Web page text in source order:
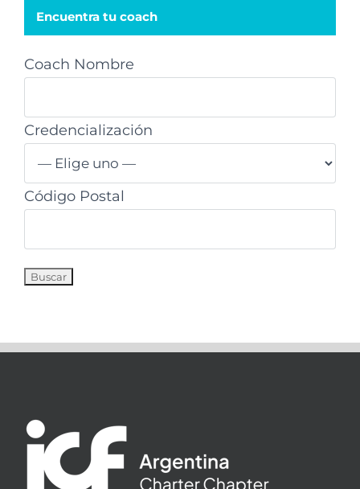
Encuentra tu coach
Coach Nombre
Credencialización
Código Postal